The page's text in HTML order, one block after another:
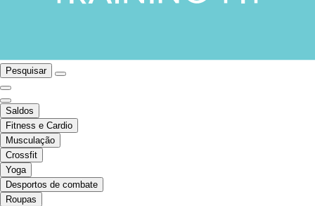
Pesquisar
Saldos
Fitness e Cardio
Musculação
Crossfit
Yoga
Desportos de combate
Roupas